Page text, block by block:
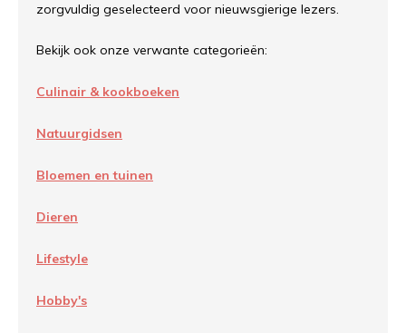
zorgvuldig geselecteerd voor nieuwsgierige lezers.
Bekijk ook onze verwante categorieën:
Culinair & kookboeken
Natuurgidsen
Bloemen en tuinen
Dieren
Lifestyle
Hobby's